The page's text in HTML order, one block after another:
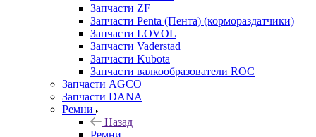
Запчасти ZF
Запчасти Penta (Пента) (кормораздатчики)
Запчасти LOVOL
Запчасти Vaderstad
Запчасти Kubota
Запчасти валкообразователи ROC
Запчасти AGCO
Запчасти DANA
Ремни
Назад
Ремни